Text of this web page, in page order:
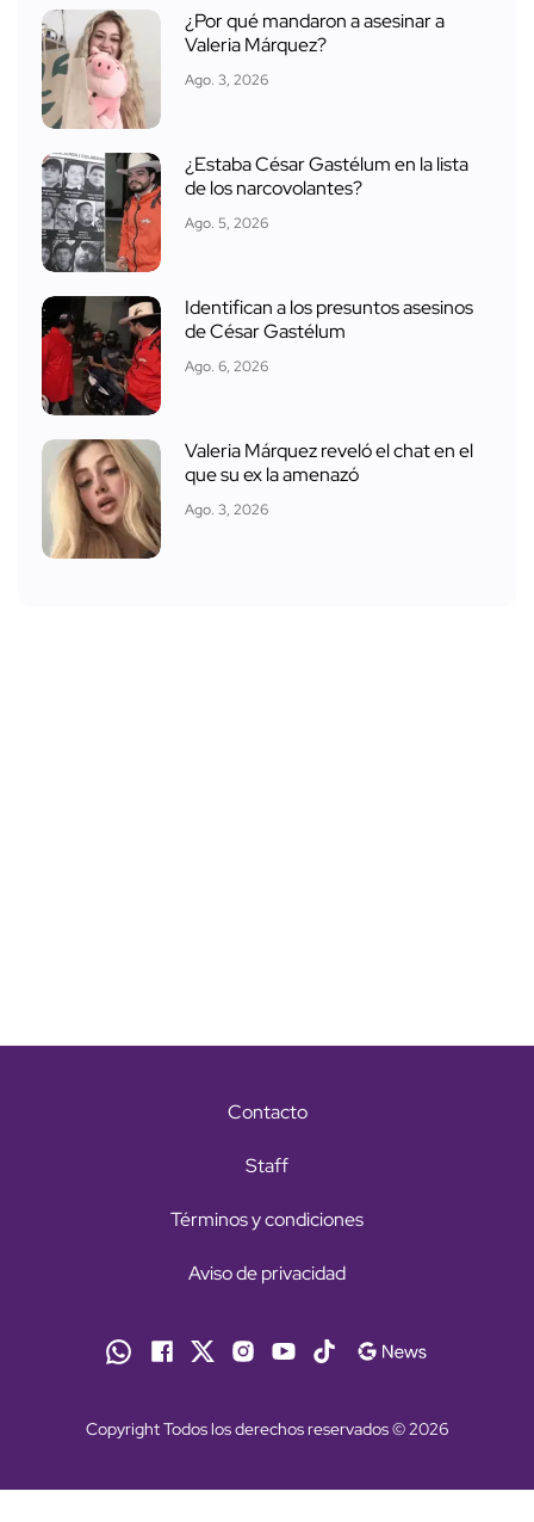
¿Por qué mandaron a asesinar a
Valeria Márquez?
Ago. 3, 2026
¿Estaba César Gastélum en la lista
de los narcovolantes?
Ago. 5, 2026
Identifican a los presuntos asesinos
de César Gastélum
Ago. 6, 2026
Valeria Márquez reveló el chat en el
que su ex la amenazó
Ago. 3, 2026
Contacto
Staff
Términos y condiciones
Aviso de privacidad
Copyright Todos los derechos reservados © 2026